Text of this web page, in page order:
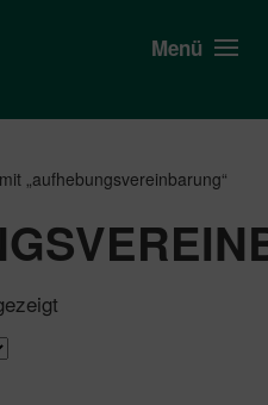
Menü
„aufhebungsvereinbarung“